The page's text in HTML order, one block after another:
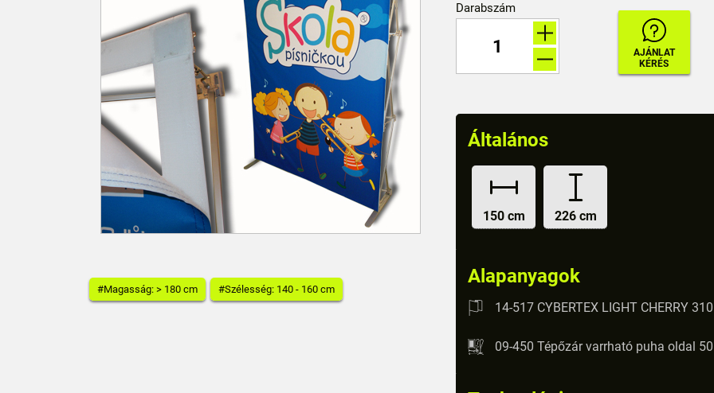
#Magasság: > 180 cm #Szélesség: 140 - 160 cm
Darabszám
Általános
150 cm 226 cm
Alapanyagok
14-517 CYBERTEX LIGHT CHERRY 310
09-450 Tépőzár varrható puha oldal